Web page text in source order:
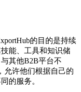
的目的是持续
能、工具和知识储
其他B2B平台不
允许他们根据自己的
的服务。